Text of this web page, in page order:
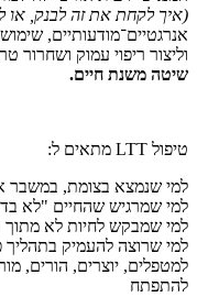
(איך לקחת את זה לבנק, או
אנרגטיים־מודעותיים,
וליצור ריפוי עמוק
שיטה משנת חיים.
טיפול LTT מתאים ל:
למי שנמצא בצומת, במשבר
למי שמרגיש שהחיים "לא
למי שמבקש לחיות לא
למי שרוצה להעמיק בתהליך
למטפלים, יוצרים, הורים,
להתפתח